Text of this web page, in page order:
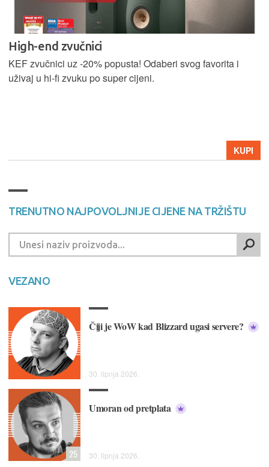
High-end zvučnici
KEF zvučnici uz -20% popusta! Odaberi svog favorita i
uživaj u hi-fi zvuku po super cijeni.
KUPI
TRENUTNO NAJPOVOLJNIJE CIJENE NA TRŽIŠTU
VEZANO
Čiji je WoW kad Blizzard ugasi servere?
30. lipnja 2026.
Umoran od pretplata
30. lipnja 2026.
25